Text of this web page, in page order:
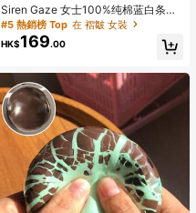
Siren Gaze 女士100%纯棉蓝白条纹
方领无袖长连衣裙，巴黎风情夏季度
假装扮，日常通勤工作夏季连衣裙
#5 熱銷榜 Top 在 褶皺 女裝
HK$169.00